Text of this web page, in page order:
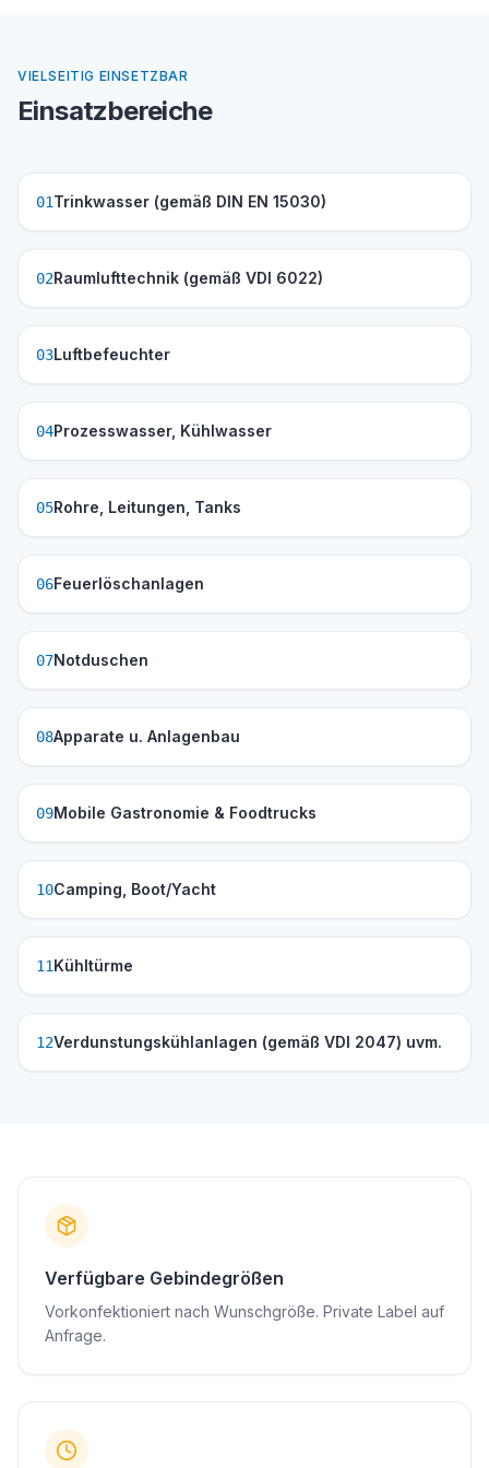
VIELSEITIG EINSETZBAR
Einsatzbereiche
01Trinkwasser (gemäß DIN EN 15030)
02Raumlufttechnik (gemäß VDI 6022)
03Luftbefeuchter
04Prozesswasser, Kühlwasser
05Rohre, Leitungen, Tanks
06Feuerlöschanlagen
07Notduschen
08Apparate u. Anlagenbau
09Mobile Gastronomie & Foodtrucks
10Camping, Boot/Yacht
11Kühltürme
12Verdunstungskühlanlagen (gemäß VDI 2047) uvm.
Verfügbare Gebindegrößen
Vorkonfektioniert nach Wunschgröße. Private Label auf
Anfrage.